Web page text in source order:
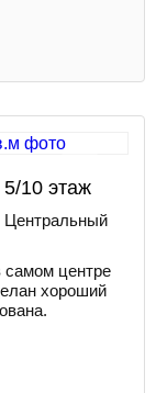
5/10 этаж
Центральный
самом центре
хороший